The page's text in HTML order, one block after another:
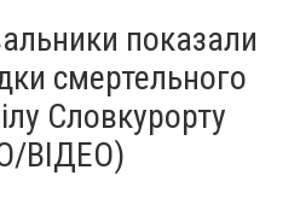
показали
смертельного
Словкурорту
ВІДЕО)